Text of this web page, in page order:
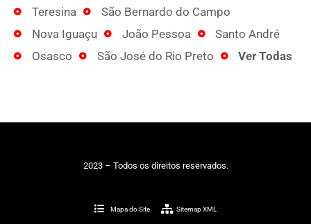
Teresina
São Bernardo do Campo
Nova Iguaçu
João Pessoa
Santo André
Osasco
São José do Rio Preto Ver Todas
2023 – Todos os direitos reservados.
Mapa do Site Sitemap XML